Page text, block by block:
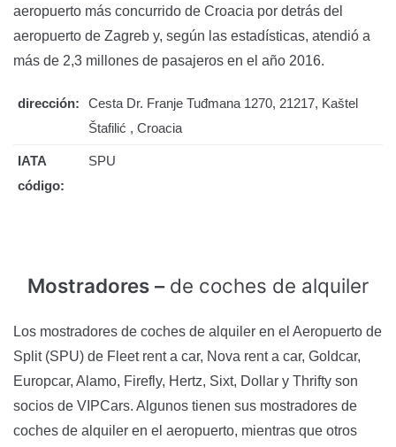
aeropuerto más concurrido de Croacia por detrás del
aeropuerto de Zagreb y, según las estadísticas, atendió a
más de 2,3 millones de pasajeros en el año 2016.
dirección:
Cesta Dr. Franje Tuđmana 1270, 21217, Kaštel
Štafilić , Croacia
IATA
código:
SPU
Mostradores – de coches de alquiler
Los mostradores de coches de alquiler en el Aeropuerto de
Split (SPU) de Fleet rent a car, Nova rent a car, Goldcar,
Europcar, Alamo, Firefly, Hertz, Sixt, Dollar y Thrifty son
socios de VIPCars. Algunos tienen sus mostradores de
coches de alquiler en el aeropuerto, mientras que otros